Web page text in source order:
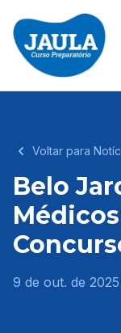
Voltar para
Belo
9 de out. de 2025